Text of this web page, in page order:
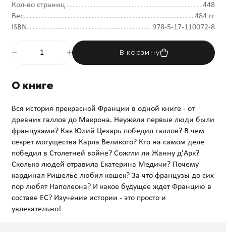
Кол-во страниц
448
Вес
484 гг
ISBN
978-5-17-110072-8
В корзину
О книге
Вся история прекрасной Франции в одной книге - от
древних галлов до Макрона. Неужели первые люди были
французами? Как Юлий Цезарь победил галлов? В чем
секрет могущества Карла Великого? Кто на самом деле
победил в Столетней войне? Сожгли ли Жанну д'Арк?
Сколько людей отравила Екатерина Медичи? Почему
кардинал Ришелье любил кошек? За что французы до сих
пор любят Наполеона? И какое будущее ждет Францию в
составе ЕС? Изучение истории - это просто и